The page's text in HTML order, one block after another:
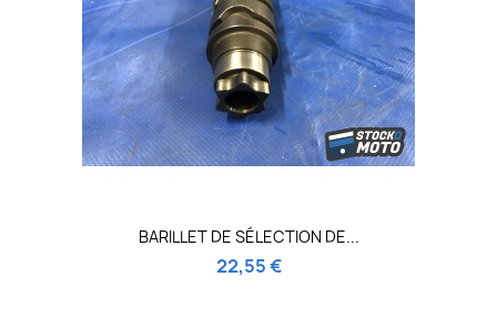
BARILLET DE SÉLECTION DE...
22,55 €